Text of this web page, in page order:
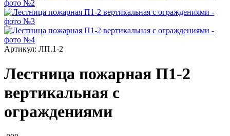
Артикул: ЛП.1-2
Лестница пожарная П1-2
вертикальная с
ограждениями